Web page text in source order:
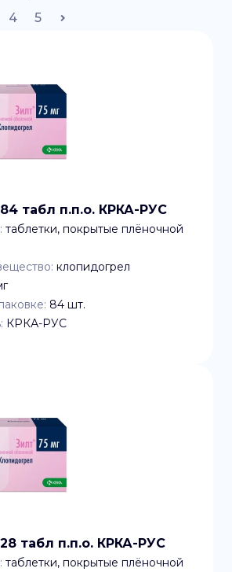
4 5
табл п.п.о. КРКА-РУС
таблетки, покрытые плёночной
клопидогрел
84 шт.
КРКА-РУС
табл п.п.о. КРКА-РУС
таблетки, покрытые плёночной